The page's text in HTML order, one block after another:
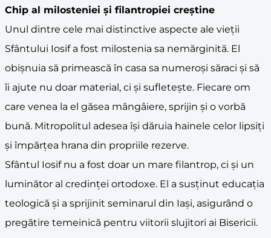
Chip al milosteniei și filantropiei creștine
Unul dintre cele mai distinctive aspecte ale vieții
Sfântului Iosif a fost milostenia sa nemărginită. El
obișnuia să primească în casa sa numeroși săraci și să
îi ajute nu doar material, ci și sufletește. Fiecare om
care venea la el găsea mângâiere, sprijin și o vorbă
bună. Mitropolitul adesea își dăruia hainele celor lipsiți
și împărțea hrana din propriile rezerve.
Sfântul Iosif nu a fost doar un mare filantrop, ci și un
luminător al credinței ortodoxe. El a susținut educația
teologică și a sprijinit seminarul din Iași, asigurând o
pregătire temeinică pentru viitorii slujitori ai Bisericii.